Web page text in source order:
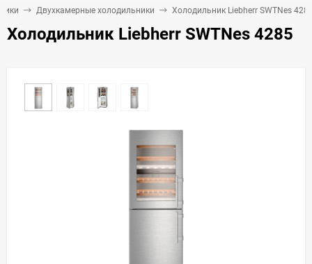
Двухкамерные холодильники Холодильник Liebherr SWTNes
Холодильник Liebherr SWTNes 4285